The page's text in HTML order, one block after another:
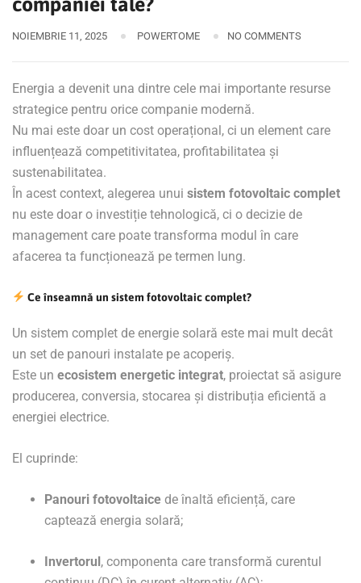
NOIEMBRIE 11, 2025 POWERTOME NO COMMENTS
Energia a devenit una dintre cele mai importante resurse
strategice pentru orice companie modernă.
Nu mai este doar un cost operațional, ci un element care
influențează competitivitatea, profitabilitatea și
sustenabilitatea.
În acest context, alegerea unui sistem fotovoltaic complet
nu este doar o investiție tehnologică, ci o decizie de
management care poate transforma modul în care
afacerea ta funcționează pe termen lung.
Ce înseamnă un sistem fotovoltaic complet?
Un sistem complet de energie solară este mai mult decât
un set de panouri instalate pe acoperiș.
Este un ecosistem energetic integrat, proiectat să asigure
producerea, conversia, stocarea și distribuția eficientă a
energiei electrice.
El cuprinde:
Panouri fotovoltaice de înaltă eficiență, care
captează energia solară;
Invertorul, componenta care transformă curentul